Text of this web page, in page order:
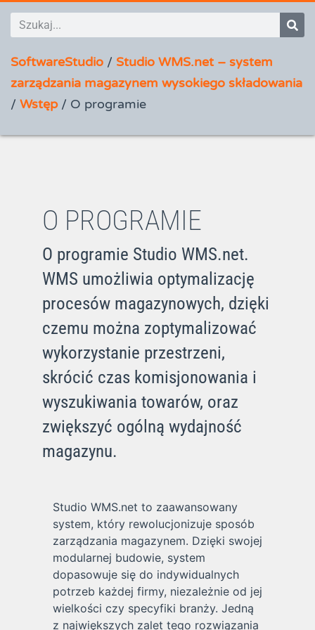
SoftwareStudio / Studio WMS.net – system
zarządzania magazynem wysokiego składowania
/ Wstęp/ O programie
O PROGRAMIE
O programie Studio WMS.net.
WMS umożliwia optymalizację
procesów magazynowych, dzięki
czemu można zoptymalizować
wykorzystanie przestrzeni,
skrócić czas komisjonowania i
wyszukiwania towarów, oraz
zwiększyć ogólną wydajność
magazynu.
Studio WMS.net to zaawansowany
system, który rewolucjonizuje sposób
zarządzania magazynem. Dzięki swojej
modularnej budowie, system
dopasowuje się do indywidualnych
potrzeb każdej firmy, niezależnie od jej
wielkości czy specyfiki branży. Jedną
z największych zalet tego rozwiązania